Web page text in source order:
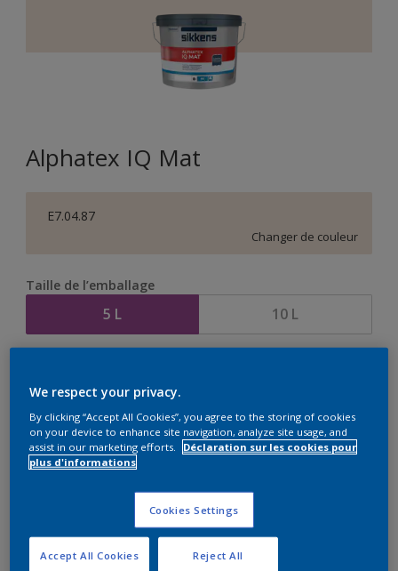
Alphatex IQ Mat
E7.04.87
Changer de couleur
Taille de l’emballage
5 L 10 L
Ce produit n'est pas destiné à la vente en ligne et ne
Add to Shopping list
We respect your privacy.
By clicking “Accept All Cookies”, you agree to the storing of cookies
on your device to enhance site navigation, analyze site usage, and
assist in our marketing efforts.
Déclaration sur les cookies pour
plus d'informations
Cookies Settings
Reject All
Accept All Cookies